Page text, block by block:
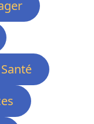
Santé